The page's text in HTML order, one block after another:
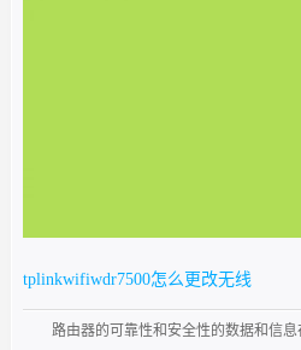
tplinkwifiwdr7500怎么更改无线
路由器的可靠性和安全性的数据和信息